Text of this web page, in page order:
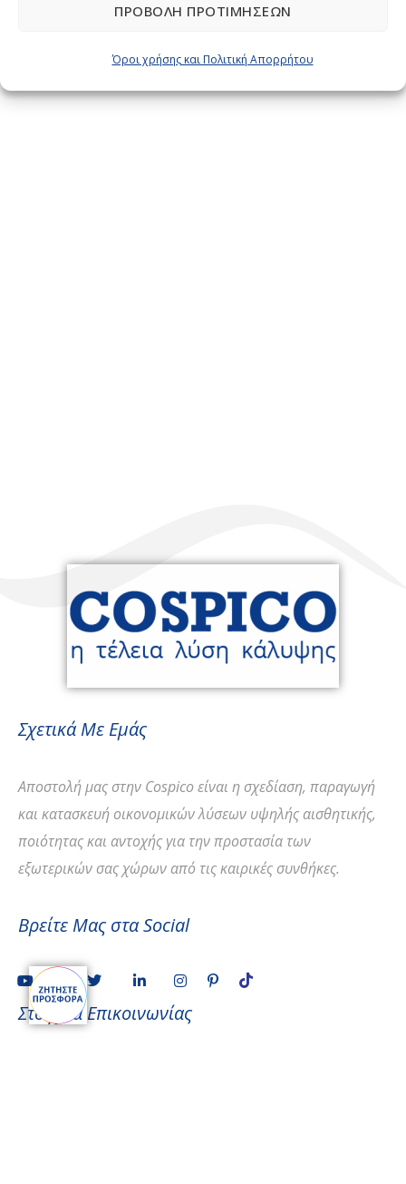
ΠΡΟΒΟΛΉ ΠΡΟΤΙΜΉΣΕΩΝ
Όροι χρήσης και Πολιτική Απορρήτου
Σχετικά Με Εμάς
Αποστολήμας στην Cospico είναι η σχεδίαση, παραγωγή
και κατασκευή οικονομικών λύσεων υψηλής αισθητικής,
ποιότητας και αντοχής για την προστασία των
εξωτερικών σας χώρων από τις καιρικές συνθήκες.
Βρείτε Μας στα Social
Στοιχεία Επικοινωνίας